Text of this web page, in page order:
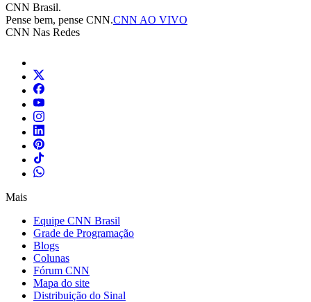
CNN Brasil.
Pense bem, pense CNN.CNN AO VIVO
CNN Nas Redes
Mais
Equipe CNN Brasil
Grade de Programação
Blogs
Colunas
Fórum CNN
Mapa do site
Distribuição do Sinal